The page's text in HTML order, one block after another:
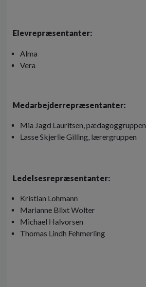
Elevrepræsentanter:
Alma
Vera
Medarbejderrepræsentanter:
Mia Jagd Lauritsen, pædagoggruppen
Lasse Skjerlie Gilling, lærergruppen
Ledelsesrepræsentanter:
Kristian Lohmann
Marianne Blixt Wolter
Michael Halvorsen
Thomas Lindh Fehmerling